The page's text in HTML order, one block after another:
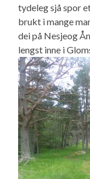
tydeleg sjå spor
brukt i mange
dei på Nesjeog
lengst inne i